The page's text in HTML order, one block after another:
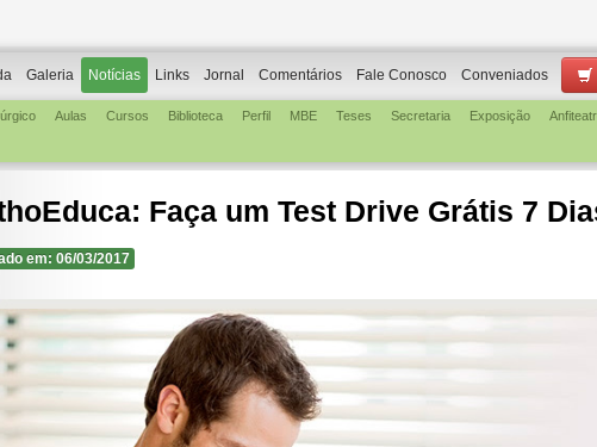
Galeria Notícias Links Jornal Comentários Fale Conosco Conveniados
Aulas Cursos Biblioteca Perfil MBE Teses Secretaria Exposição
Faça um Test Drive Grátis 7
em: 06/03/2017